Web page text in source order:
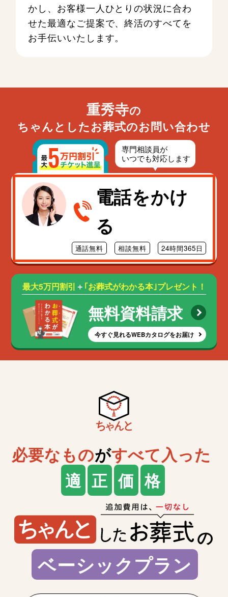
かし、お客様一人ひとりの状況に合わ
せた最適なご提案で、終活のすべてを
お手伝いいたします。
重秀寺の
ちゃんとしたお葬式のお問い合わせ
電話をかけ
る
通話無料 相談無料 24時間365日
最大5万円割引 ＋ ｢お葬式がわかる本｣プレゼント！
無料資料請求
今すぐ見れるWEBカタログをお届け
必要なものがすべて入った
適 正 価 格
の
ベーシックプラン